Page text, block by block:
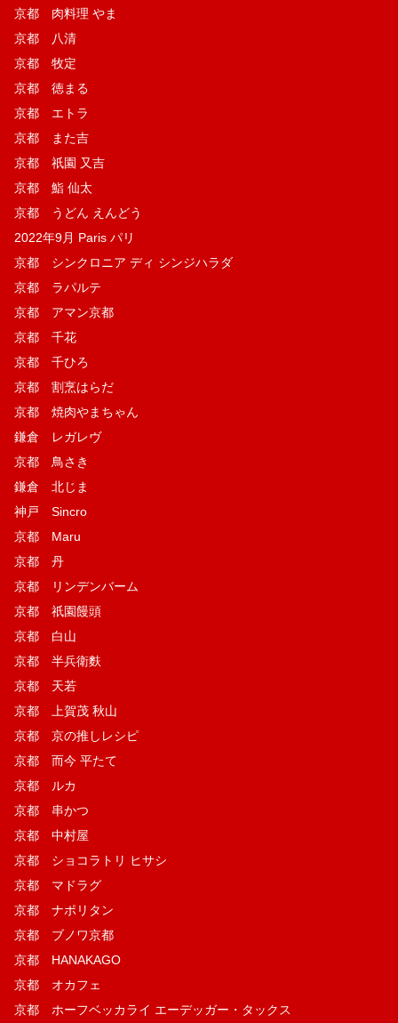
京都 肉料理 やま
京都 八清
京都 牧定
京都 徳まる
京都 エトラ
京都 また吉
京都 祇園 又吉
京都 鮨 仙太
京都 うどん えんどう
2022年9月 Paris パリ
京都 シンクロニア ディ シンジハラダ
京都 ラパルテ
京都 アマン京都
京都 千花
京都 千ひろ
京都 割烹はらだ
京都 焼肉やまちゃん
鎌倉 レガレヴ
京都 鳥さき
鎌倉 北じま
神戸 Sincro
京都 Maru
京都 丹
京都 リンデンバーム
京都 祇園饅頭
京都 白山
京都 半兵衛麩
京都 天若
京都 上賀茂 秋山
京都 京の推しレシピ
京都 而今 平たて
京都 ルカ
京都 串かつ
京都 中村屋
京都 ショコラトリ ヒサシ
京都 マドラグ
京都 ナポリタン
京都 ブノワ京都
京都 HANAKAGO
京都 オカフェ
京都 ホーフベッカライ エーデッガー・タックス